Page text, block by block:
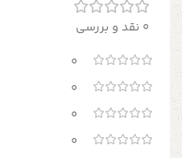
0 نقد و بررسی
0
0
0
0